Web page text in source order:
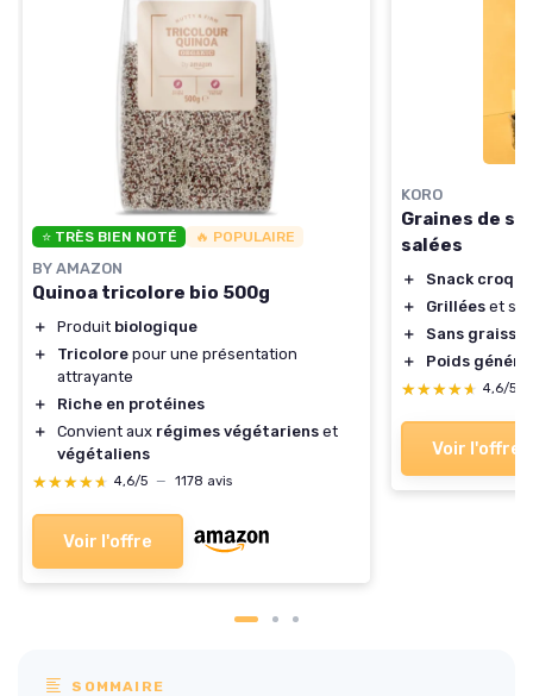
⭐ TRÈS BIEN NOTÉ 🔥 POPULAIRE
BY AMAZON
Quinoa tricolore bio 500g
＋ Produit biologique
＋
Tricolore pour une présentation
attrayante
＋
Riche en protéines
＋
Convient aux régimes végétariens et
végétaliens
★★★★★
★★★★★ 4,6/5 — 1178 avis
Voir l'offre
KORO
Graines de
salées
＋
Snack
＋
Grillées et
＋
Sans graisse
＋
Poids
★★★★★
★★★★★ 4,6/5
Voir l'offre
SOMMAIRE